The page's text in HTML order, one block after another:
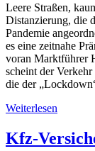
Leere Straßen,
Distanzierung, die
Pandemie
es eine zeitnahe
voran Marktführer
scheint der
die der
Weiterlesen
Kfz-